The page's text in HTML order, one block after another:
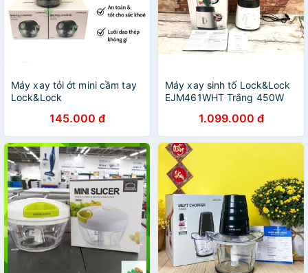
Máy xay tỏi ớt mini cầm tay
Lock&Lock
145.000 đ
Máy xay sinh tố Lock&Lock
EJM461WHT Trắng 450W
1.099.000 đ